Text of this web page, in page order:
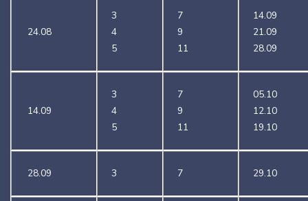
24.08
3
4
5
7
9
11
14.09
21.09
28.09
14.09
3
4
5
7
9
11
05.10
12.10
19.10
28.09 3 7 29.10